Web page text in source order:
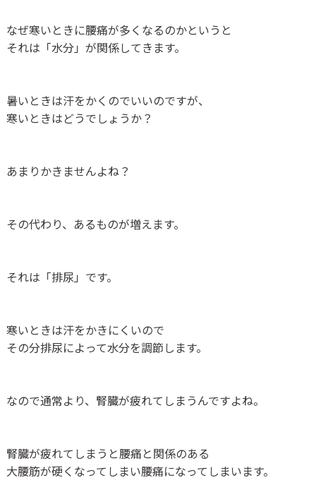
なぜ寒いときに腰痛が多くなるのかというと
それは「水分」が関係してきます。
暑いときは汗をかくのでいいのですが、
寒いときはどうでしょうか？
あまりかきませんよね？
その代わり、あるものが増えます。
それは「排尿」です。
寒いときは汗をかきにくいので
その分排尿によって水分を調節します。
なので通常より、腎臓が疲れてしまうんですよね。
腎臓が疲れてしまうと腰痛と関係のある
大腰筋が硬くなってしまい腰痛になってしまいます。